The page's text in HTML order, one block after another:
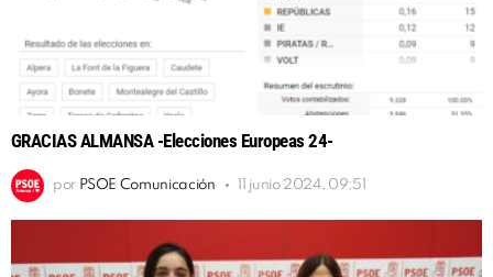
GRACIAS ALMANSA -Elecciones Europeas 24-
por PSOE Comunicación 11 junio 2024, 09:51